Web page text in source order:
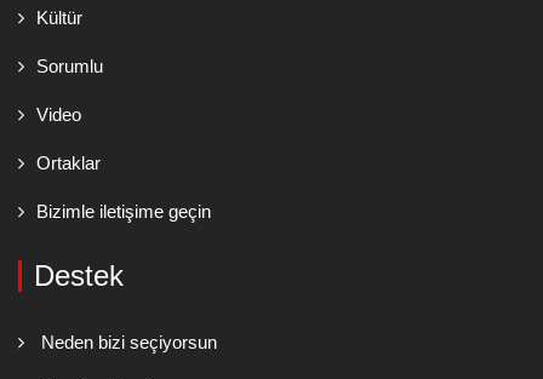
Kültür
Sorumlu
Video
Ortaklar
Bizimle iletişime geçin
Destek
Neden bizi seçiyorsun